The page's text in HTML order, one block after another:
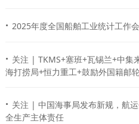
下载中心
关于我们
· 2025年度全国船舶工业统计工作
· 关注 | TKMS+塞班+瓦锡兰+中集
海打捞局+恒力重工+鼓励外国籍邮
· 关注 | 中国海事局发布新规，航
全生产主体责任